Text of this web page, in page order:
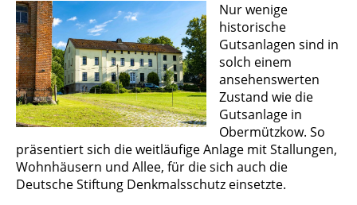
Nur wenige
historische
Gutsanlagen sind in
solch einem
ansehenswerten
Zustand wie die
Gutsanlage in
Obermützkow. So
präsentiert sich die weitläufige Anlage mit Stallungen,
Wohnhäusern und Allee, für die sich auch die
Deutsche Stiftung Denkmalsschutz einsetzte.